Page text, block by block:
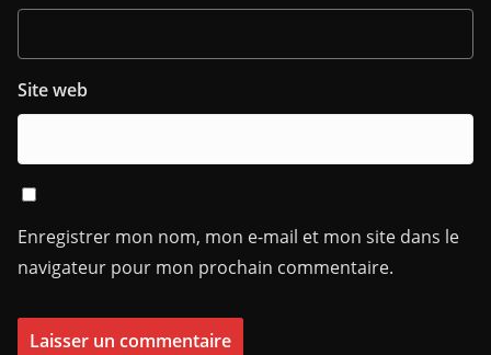
Site web
Enregistrer mon nom, mon e-mail et mon site dans le
navigateur pour mon prochain commentaire.